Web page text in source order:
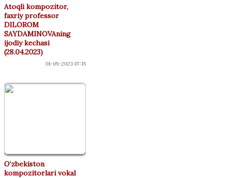
Atoqli kompozitor,
faxriy professor
DILOROM
SAYDAMINOVAning
ijodiy kechasi
(28.04.2023)
01-05-2023 07:15
O‘zbekiston
kompozitorlari vokal